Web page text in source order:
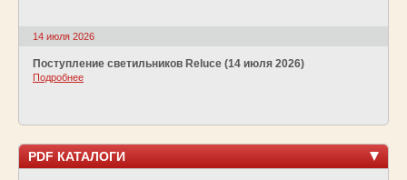
14 июля 2026
Поступление светильников Reluce (14 июля 2026)
Подробнее
PDF КАТАЛОГИ